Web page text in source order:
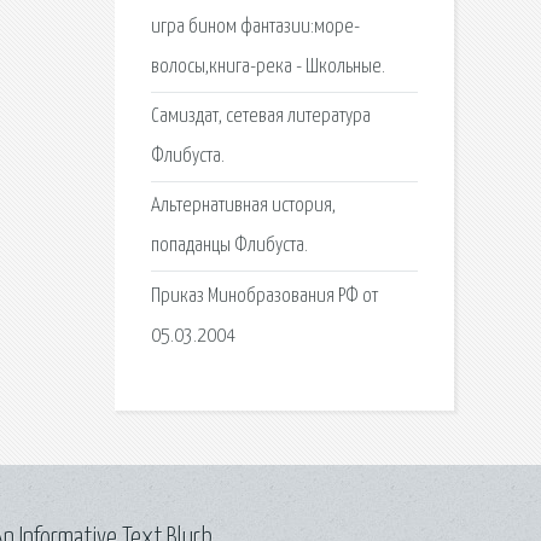
игра бином фантазии:море-
волосы,книга-река - Школьные.
Самиздат, сетевая литература
Флибуста.
Альтернативная история,
попаданцы Флибуста.
Приказ Минобразования РФ от
05.03.2004